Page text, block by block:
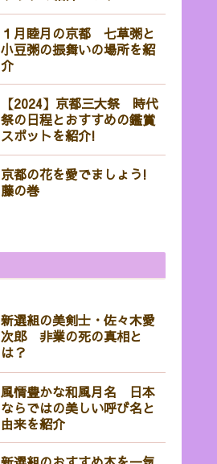
１月睦月の京都 七草粥と
小豆粥の振舞いの場所を紹
介
【2024】京都三大祭 時代
祭の日程とおすすめの鑑賞
スポットを紹介!
京都の花を愛でましょう!
藤の巻
新選組の美剣士・佐々木愛
次郎 非業の死の真相と
は？
風情豊かな和風月名 日本
ならではの美しい呼び名と
由来を紹介